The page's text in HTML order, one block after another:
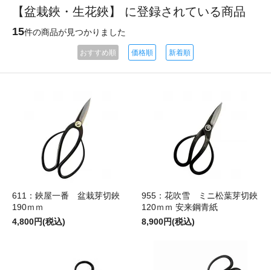
【盆栽鋏・生花鋏】 に登録されている商品
15件の商品が見つかりました
おすすめ順 価格順 新着順
611：鋏屋一番 盆栽芽切鋏
190ｍｍ
4,800円(税込)
955：花吹雪 ミニ松葉芽切鋏
120ｍｍ 安来鋼青紙
8,900円(税込)